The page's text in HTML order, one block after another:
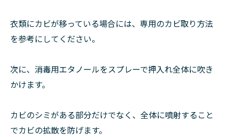
衣類にカビが移っている場合には、専用のカビ取り方法
を参考にしてください。
次に、消毒用エタノールをスプレーで押入れ全体に吹き
かけます。
カビのシミがある部分だけでなく、全体に噴射すること
でカビの拡散を防げます。